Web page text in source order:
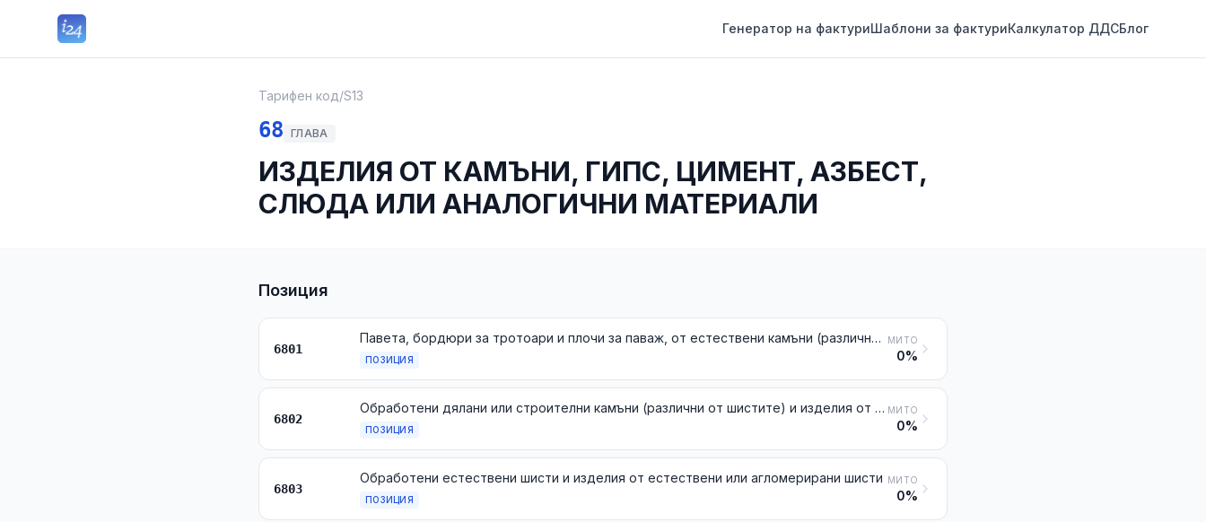
Генератор на фактуриШаблони за фактуриКалкулатор ДДСБлог
Тарифен код/S13
68 ГЛАВА
ИЗДЕЛИЯ ОТ КАМЪНИ, ГИПС, ЦИМЕНТ, АЗБЕСТ,
СЛЮДА ИЛИ АНАЛОГИЧНИ МАТЕРИАЛИ
Позиция
6801
Павета, бордюри за тротоари и плочи за паваж, от естествени камъни (различни от шистите)
ПОЗИЦИЯ
МИТО
0%
6802
Обработени дялани или строителни камъни (различни от шистите) и изделия от тези камъни, с изключение на тези от № 6801; кубчета, парчета и подобни артикули за мозайки от естествени камъни (включително шистите), дори върху подложка; гранули, отломки и прах от естествени камъни (включително шистите), оцветени изкуствено
ПОЗИЦИЯ
МИТО
0%
6803
Обработени естествени шисти и изделия от естествени или агломерирани шисти
ПОЗИЦИЯ
МИТО
0%